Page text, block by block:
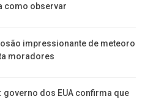
como observar
impressionante de meteoro
moradores
dos EUA confirma que